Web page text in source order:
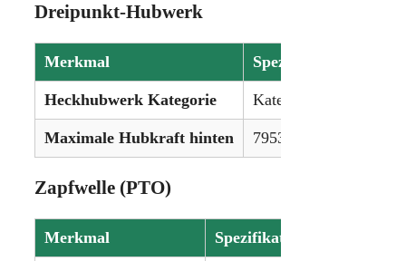
Dreipunkt-Hubwerk
Merkmal Spezifikation
Heckhubwerk Kategorie Kategorie II/III
Maximale Hubkraft hinten 7953 kg (17.534 lbs)
Zapfwelle (PTO)
Merkmal Spezifikation